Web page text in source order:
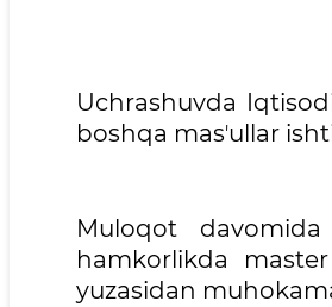
Uchrashuvda
boshqa masʼullar
Muloqot
hamkorlikda
yuzasidan